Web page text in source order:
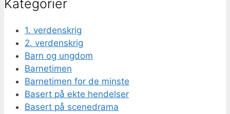
Kategorier
1. verdenskrig
2. verdenskrig
Barn og ungdom
Barnetimen
Barnetimen for de minste
Basert på ekte hendelser
Basert på scenedrama